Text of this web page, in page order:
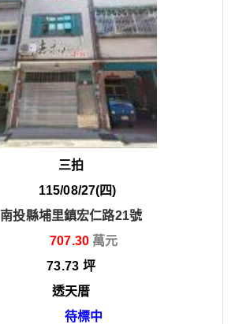
三拍
115/08/27(四)
南投縣埔里鎮宏仁路21號
707.30
73.73 坪
透天厝
待標中